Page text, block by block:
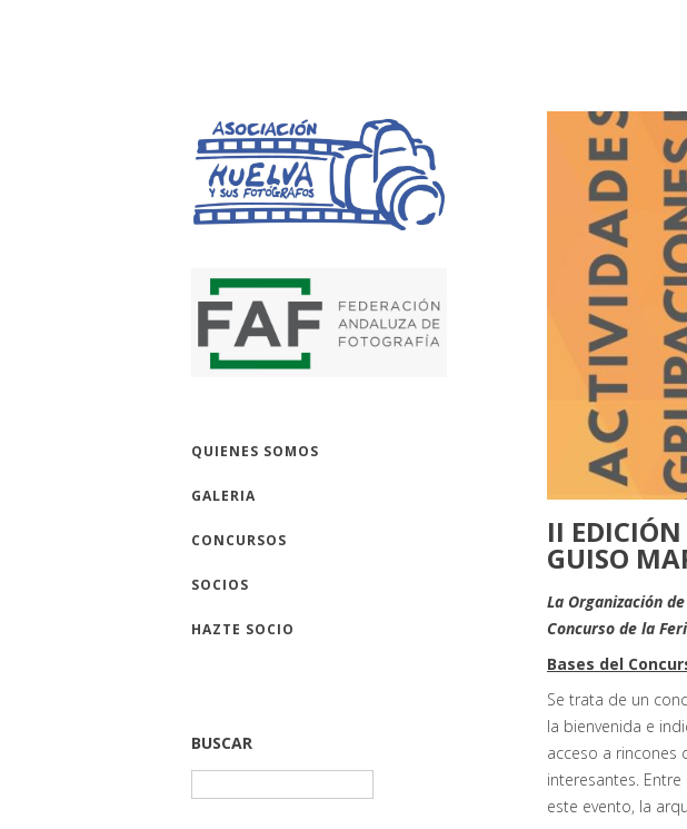
HUELVA Y SUS
QUIENES SOMOS
GALERIA
CONCURSOS
SOCIOS
HAZTE SOCIO
BUSCAR
II
GUISO
La Organización
Concurso de la
Bases del
Se trata de un
la bienvenida e
acceso a rincones
interesantes.
este evento, la